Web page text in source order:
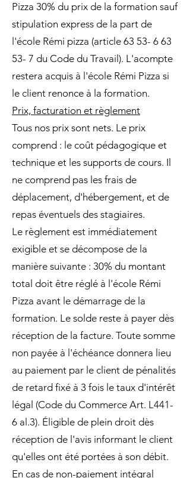
Pizza 30% du prix de la formation sauf
stipulation express de la part de
l'école Rémi pizza (article 63 53- 6 63
53- 7 du Code du Travail). L'acompte
restera acquis à l'école Rémi Pizza si
le client renonce à la formation.
Prix, facturation et règlement
Tous nos prix sont nets. Le prix
comprend : le coût pédagogique et
technique et les supports de cours. Il
ne comprend pas les frais de
déplacement, d'hébergement, et de
repas éventuels des stagiaires.
Le règlement est immédiatement
exigible et se décompose de la
manière suivante : 30% du montant
total doit être réglé à l'école Rémi
Pizza avant le démarrage de la
formation. Le solde reste à payer dès
réception de la facture. Toute somme
non payée à l'échéance donnera lieu
au paiement par le client de pénalités
de retard fixé à 3 fois le taux d'intérêt
légal (Code du Commerce Art. L441-
6 al.3). Éligible de plein droit dès
réception de l'avis informant le client
qu'elles ont été portées à son débit.
En cas de non-paiement intégral